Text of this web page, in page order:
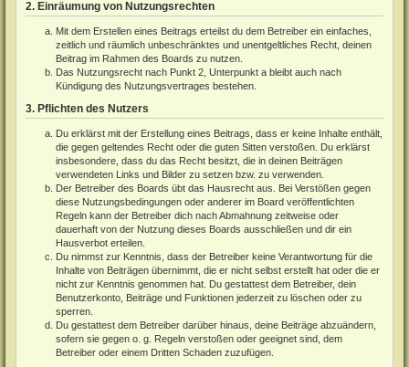
2. Einräumung von Nutzungsrechten
Mit dem Erstellen eines Beitrags erteilst du dem Betreiber ein einfaches,
zeitlich und räumlich unbeschränktes und unentgeltliches Recht, deinen
Beitrag im Rahmen des Boards zu nutzen.
Das Nutzungsrecht nach Punkt 2, Unterpunkt a bleibt auch nach
Kündigung des Nutzungsvertrages bestehen.
3. Pflichten des Nutzers
Du erklärst mit der Erstellung eines Beitrags, dass er keine Inhalte enthält,
die gegen geltendes Recht oder die guten Sitten verstoßen. Du erklärst
insbesondere, dass du das Recht besitzt, die in deinen Beiträgen
verwendeten Links und Bilder zu setzen bzw. zu verwenden.
Der Betreiber des Boards übt das Hausrecht aus. Bei Verstößen gegen
diese Nutzungsbedingungen oder anderer im Board veröffentlichten
Regeln kann der Betreiber dich nach Abmahnung zeitweise oder
dauerhaft von der Nutzung dieses Boards ausschließen und dir ein
Hausverbot erteilen.
Du nimmst zur Kenntnis, dass der Betreiber keine Verantwortung für die
Inhalte von Beiträgen übernimmt, die er nicht selbst erstellt hat oder die er
nicht zur Kenntnis genommen hat. Du gestattest dem Betreiber, dein
Benutzerkonto, Beiträge und Funktionen jederzeit zu löschen oder zu
sperren.
Du gestattest dem Betreiber darüber hinaus, deine Beiträge abzuändern,
sofern sie gegen o. g. Regeln verstoßen oder geeignet sind, dem
Betreiber oder einem Dritten Schaden zuzufügen.